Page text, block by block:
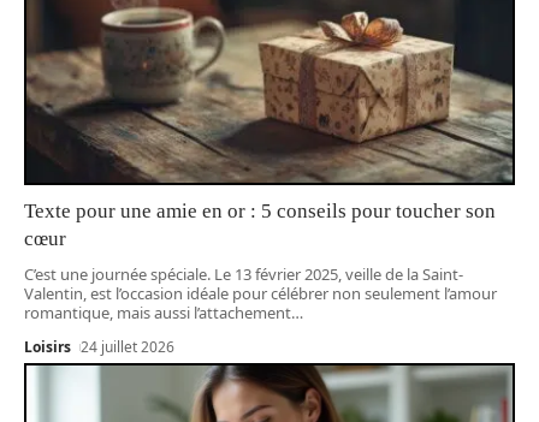
Texte pour une amie en or : 5 conseils pour toucher son
cœur
C’est une journée spéciale. Le 13 février 2025, veille de la Saint-
Valentin, est l’occasion idéale pour célébrer non seulement l’amour
romantique, mais aussi l’attachement…
Loisirs 24 juillet 2026